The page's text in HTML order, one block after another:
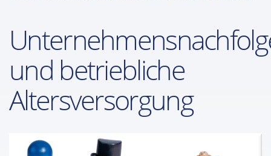
und betriebliche
Altersversorgung